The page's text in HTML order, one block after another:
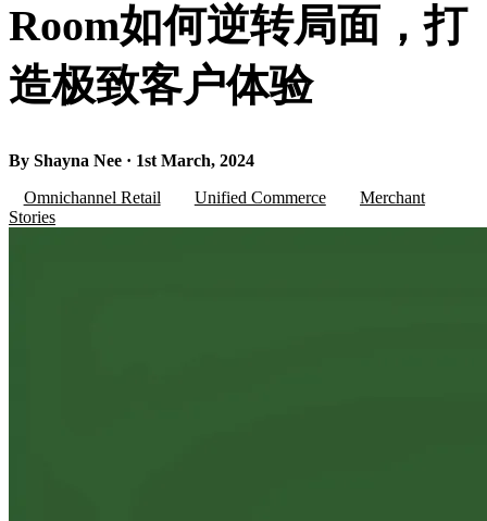
Room如何逆转局面，打
造极致客户体验
By Shayna Nee · 1st March, 2024
Omnichannel Retail
Unified Commerce
Merchant
Stories